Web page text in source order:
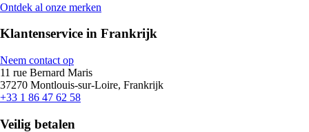
Ontdek al onze merken
Klantenservice in Frankrijk
Neem contact op
11 rue Bernard Maris
37270 Montlouis-sur-Loire, Frankrijk
+33 1 86 47 62 58
Veilig betalen